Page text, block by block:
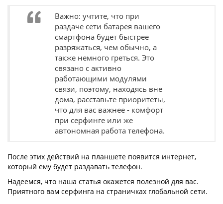
Важно: учтите, что при
раздаче сети батарея вашего
смартфона будет быстрее
разряжаться, чем обычно, а
также немного греться. Это
связано с активно
работающими модулями
связи, поэтому, находясь вне
дома, расставьте приоритеты,
что для вас важнее - комфорт
при серфинге или же
автономная работа телефона.
После этих действий на планшете появится интернет,
который ему будет раздавать телефон.
Надеемся, что наша статья окажется полезной для вас.
Приятного вам серфинга на страничках глобальной сети.